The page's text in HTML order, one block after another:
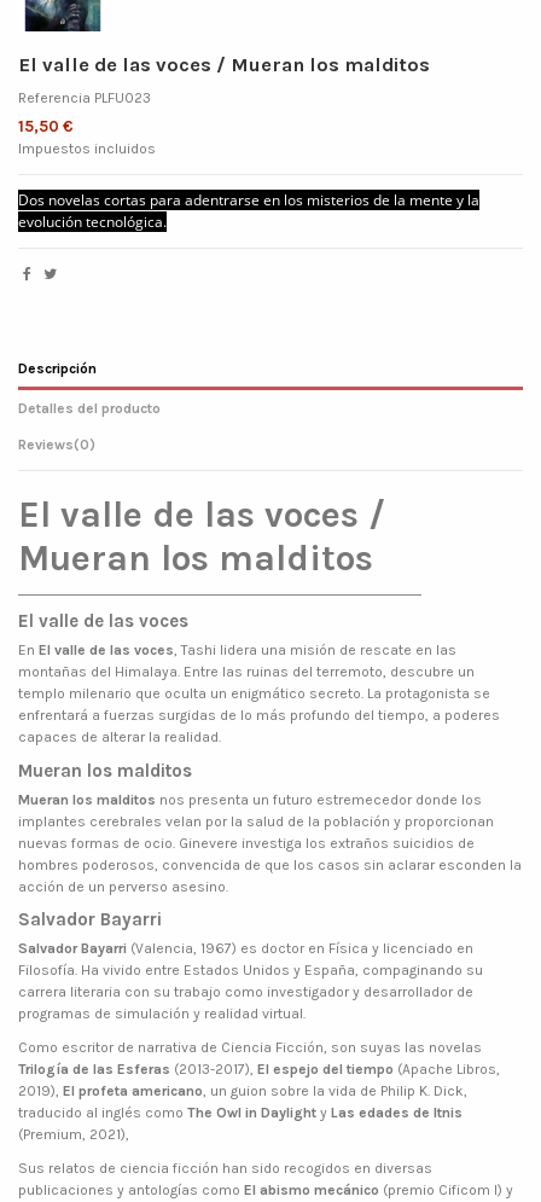
El valle de las voces / Mueran los malditos
Referencia PLFU023
15,50 €
Impuestos incluidos
Dos novelas cortas para adentrarse en los misterios de la mente y la
evolución tecnológica.
Descripción
Detalles del producto
Reviews(0)
El valle de las voces /
Mueran los malditos
El valle de las voces
En El valle de las voces, Tashi lidera una misión de rescate en las
montañas del Himalaya. Entre las ruinas del terremoto, descubre un
templo milenario que oculta un enigmático secreto. La protagonista se
enfrentará a fuerzas surgidas de lo más profundo del tiempo, a poderes
capaces de alterar la realidad.
Mueran los malditos
Mueran los malditos nos presenta un futuro estremecedor donde los
implantes cerebrales velan por la salud de la población y proporcionan
nuevas formas de ocio. Ginevere investiga los extraños suicidios de
hombres poderosos, convencida de que los casos sin aclarar esconden la
acción de un perverso asesino.
Salvador Bayarri
Salvador Bayarri (Valencia, 1967) es doctor en Física y licenciado en
Filosofía. Ha vivido entre Estados Unidos y España, compaginando su
carrera literaria con su trabajo como investigador y desarrollador de
programas de simulación y realidad virtual.
Como escritor de narrativa de Ciencia Ficción, son suyas las novelas
Trilogía de las Esferas (2013-2017), El espejo del tiempo (Apache Libros,
2019), El profeta americano, un guion sobre la vida de Philip K. Dick,
traducido al inglés como The Owl in Daylight y Las edades de Itnis
(Premium, 2021),
Sus relatos de ciencia ficción han sido recogidos en diversas
publicaciones y antologías como El abismo mecánico (premio Cificom I) y